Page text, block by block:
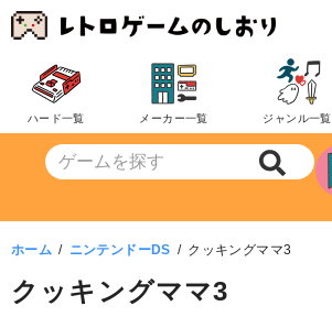
コ
ン
ツ
動
ハード一覧 メーカー一覧 ジャンル一覧
ホーム ニンテンドーDS クッキングママ3
クッキングママ3